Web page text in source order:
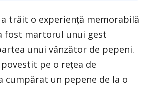
trăit o experiență memorabilă
fost martorul unui gest
unui vânzător de pepeni.
pe o rețea de
cumpărat un pepene de la o